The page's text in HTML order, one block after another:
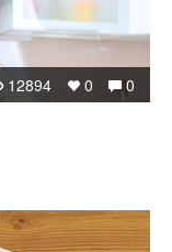
0
0
12894